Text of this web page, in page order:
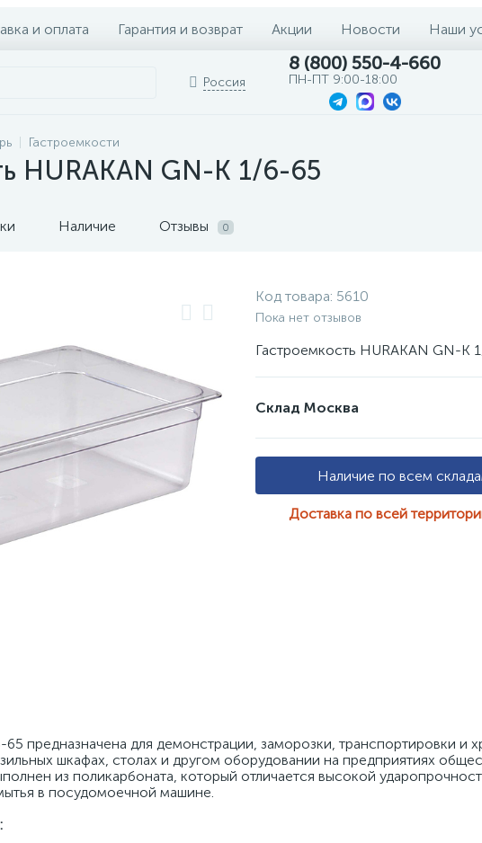
и оплата Гарантия и возврат Акции Новости Наши
Россия
8 (800) 550-4-660
ПН-ПТ 9:00-18:00
Гастроемкости
HURAKAN GN-K 1/6-65
Наличие Отзывы 0
Код товара: 5610
Пока нет отзывов
Гастроемкость HURAKAN GN-K
Склад Москва
Наличие по всем
Доставка по всей
предназначена для демонстрации, заморозки, транспортировки и
шкафах, столах и другом оборудовании на предприятиях
из поликарбоната, который отличается высокой
в посудомоечной машине.